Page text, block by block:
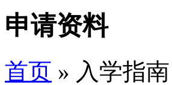
申请资料
首页 » 入学指